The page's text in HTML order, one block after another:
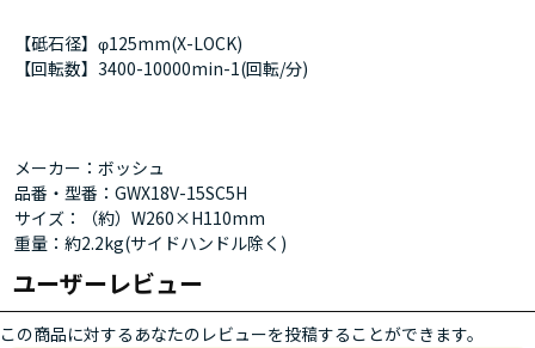
【砥石径】φ125mm(X-LOCK)
【回転数】3400-10000min-1(回転/分)
メーカー：ボッシュ
品番・型番：GWX18V-15SC5H
サイズ：（約）W260×H110mm
重量：約2.2kg(サイドハンドル除く)
ユーザーレビュー
この商品に対するあなたのレビューを投稿することができます。